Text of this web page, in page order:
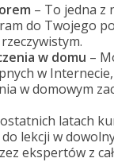
– To jedna z
do Twojego
w domu –
w
w domowym
latach
lekcji w
ekspertów z